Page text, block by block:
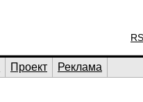
Проект Реклама